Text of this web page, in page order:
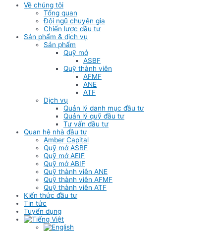
Về chúng tôi
Tổng quan
Đội ngũ chuyên gia
Chiến lược đầu tư
Sản phẩm & dịch vụ
Sản phẩm
Quỹ mở
ASBF
Quỹ thành viên
AFMF
ANE
ATF
Dịch vụ
Quản lý danh mục đầu tư
Quản lý quỹ đầu tư
Tư vấn đầu tư
Quan hệ nhà đầu tư
Amber Capital
Quỹ mở ASBF
Quỹ mở AEIF
Quỹ mở ABIF
Quỹ thành viên ANE
Quỹ thành viên AFMF
Quỹ thành viên ATF
Kiến thức đầu tư
Tin tức
Tuyển dụng